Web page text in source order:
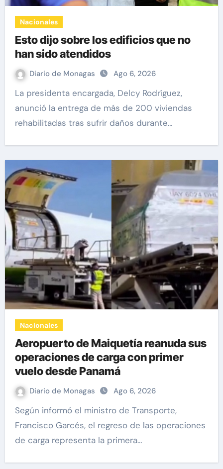
Nacionales
Esto dijo sobre los edificios que no
han sido atendidos
Diario de Monagas Ago 6, 2026
La presidenta encargada, Delcy Rodríguez,
anunció la entrega de más de 200 viviendas
rehabilitadas tras sufrir daños durante…
Nacionales
Aeropuerto de Maiquetía reanuda sus
operaciones de carga con primer
vuelo desde Panamá
Diario de Monagas Ago 6, 2026
Según informó el ministro de Transporte,
Francisco Garcés, el regreso de las operaciones
de carga representa la primera…